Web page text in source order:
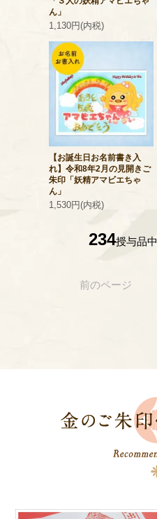
ん」
1,130円(内税)
【お誕生日お名前書き入
れ】令和8年2月の見開きご
朱印「妖精アマビエちゃ
ん」
1,530円(内税)
前のページ
234授与品中